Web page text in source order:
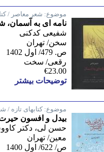
موضوع: شعر معاصر /
نامه ای به
شفیعی کدکنی
سخن/ تهران
ص. 479/ اول 1402
رقعی/ سخت
€23.00
توضیحات بیشتر
موضوع: کتابهای تازه /
بیدل و افسون
حسن لی، دکتر
معین/ تهران
ص/ 622/ اول 1400